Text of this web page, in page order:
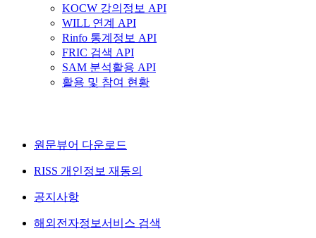
KOCW 강의정보 API
WILL 연계 API
Rinfo 통계정보 API
FRIC 검색 API
SAM 분석활용 API
활용 및 참여 현황
원문뷰어 다운로드
RISS 개인정보 재동의
공지사항
해외전자정보서비스 검색